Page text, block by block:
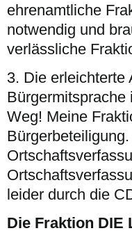
ehrenamtliche
notwendig und
verlässliche
3. Die erleichterte
Weg! Meine
leider durch die
Die Fraktion DIE